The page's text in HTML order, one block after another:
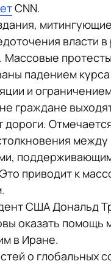
CNN.
власти в
Массовые
падением курса
и
граждане
между
приводит к
США Дональд
оказать помощь
в Иране.
о глобальных